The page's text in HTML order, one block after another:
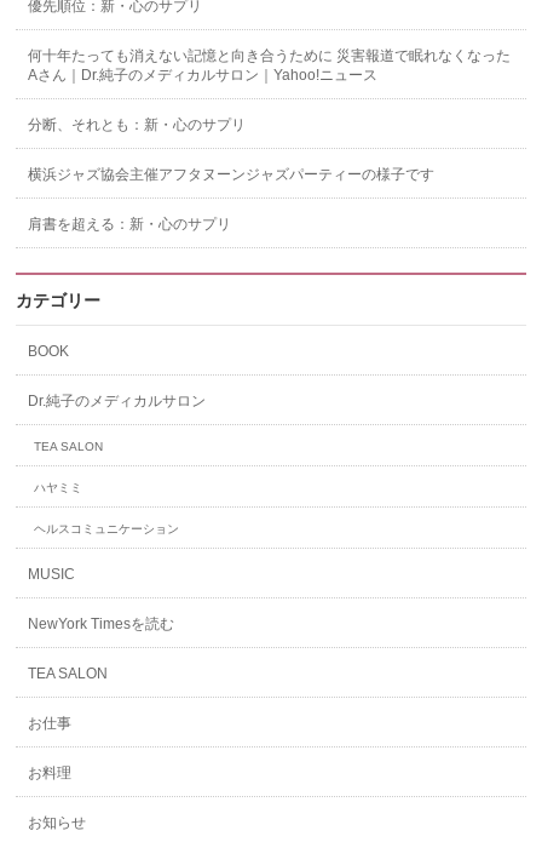
優先順位：新・心のサプリ
何十年たっても消えない記憶と向き合うために 災害報道で眠れなくなった
Aさん｜Dr.純子のメディカルサロン｜Yahoo!ニュース
分断、それとも：新・心のサプリ
横浜ジャズ協会主催アフタヌーンジャズパーティーの様子です
肩書を超える：新・心のサプリ
カテゴリー
BOOK
Dr.純子のメディカルサロン
TEA SALON
ハヤミミ
ヘルスコミュニケーション
MUSIC
NewYork Timesを読む
TEA SALON
お仕事
お料理
お知らせ